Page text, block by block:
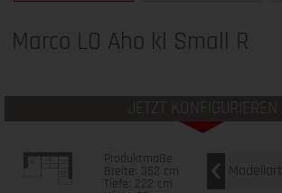
Marco LO Aho kl Small R
JETZT KONFIGURIEREN
Produktmaße
Breite: 352 cm
Tiefe: 222 cm
Modellart